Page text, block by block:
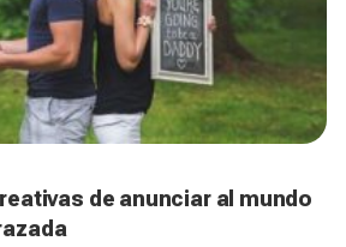
de anunciar al mundo